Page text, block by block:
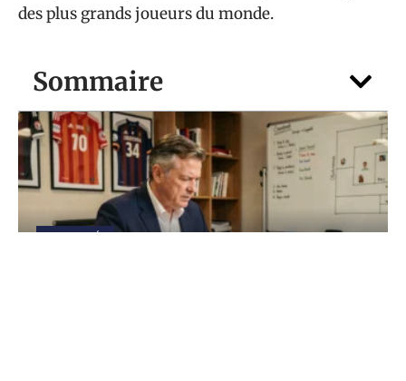
Sommaire
ACTIVITÉS
des plus grands joueurs du monde.